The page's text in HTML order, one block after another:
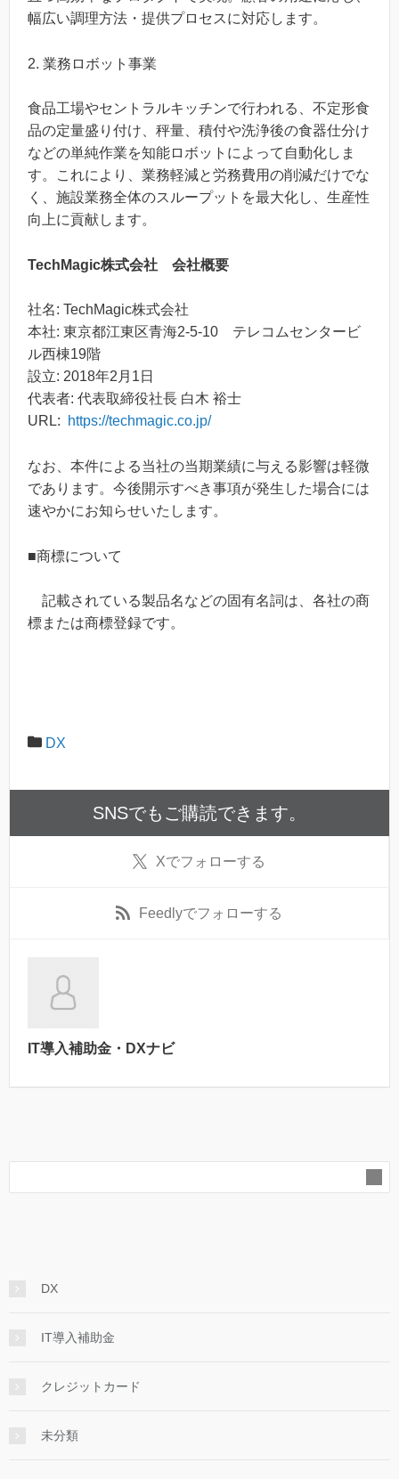
幅広い調理方法・提供プロセスに対応します。
2. 業務ロボット事業
食品工場やセントラルキッチンで行われる、不定形食
品の定量盛り付け、秤量、積付や洗浄後の食器仕分け
などの単純作業を知能ロボットによって自動化しま
す。これにより、業務軽減と労務費用の削減だけでな
く、施設業務全体のスループットを最大化し、生産性
向上に貢献します。
TechMagic株式会社 会社概要
社名: TechMagic株式会社
本社: 東京都江東区青海2‐5‐10 テレコムセンタービ
ル西棟19階
設立: 2018年2月1日
代表者: 代表取締役社長 白木 裕士
URL:
https://techmagic.co.jp/
なお、本件による当社の当期業績に与える影響は軽微
であります。今後開示すべき事項が発生した場合には
速やかにお知らせいたします。
■商標について
記載されている製品名などの固有名詞は、各社の商
標または商標登録です。
DX
SNSでもご購読できます。
Xでフォローする
Feedlyでフォローする
IT導入補助金・DXナビ
DX
IT導入補助金
クレジットカード
未分類